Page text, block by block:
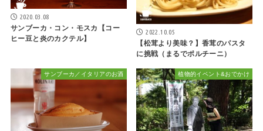
2020.03.08
サンブーカ・コン・モスカ【コー
ヒー豆と炎のカクテル】
2022.10.05
【松茸より美味？】香茸のパスタ
に挑戦（まるでポルチーニ）
サンブーカ／イタリアのお酒 植物的イベント&おでかけ